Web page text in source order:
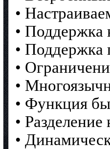
•
• Поддержка
• Поддержка
•
•
• Функция
•
•